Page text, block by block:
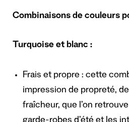
Combinaisons de couleurs
Turquoise et blanc :
Frais et propre : cette
impression de propreté,
fraîcheur, que l’on